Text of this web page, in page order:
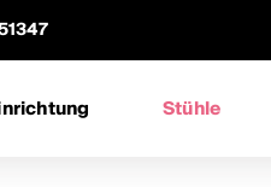
Stühle